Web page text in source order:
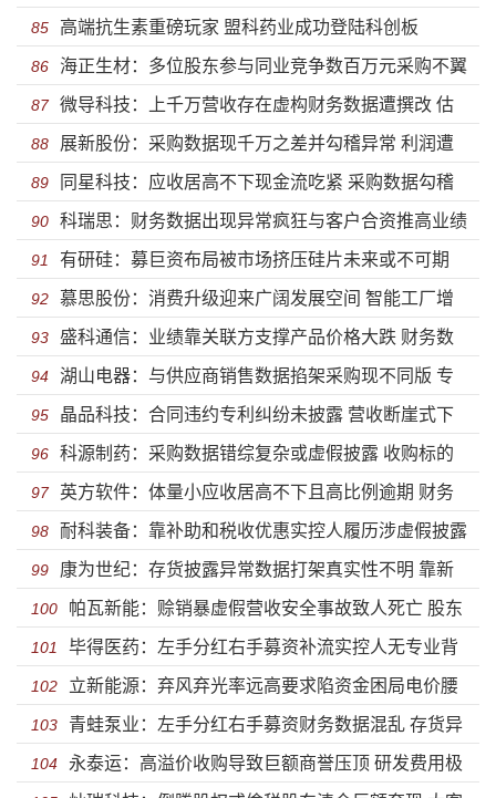
巨额含税营收拟虚增借巨款好友受让股份拟代持
85 高端抗生素重磅玩家 盟科药业成功登陆科创板
86 海正生材：多位股东参与同业竞争数百万元采购不翼
而飞 科创属性备受质疑盈利能力急速下滑
87 微导科技：上千万营收存在虚构财务数据遭撰改 估
值大幅缩水机构血亏竞争能力力下降
88 展新股份：采购数据现千万之差并勾稽异常 利润遭
多次调节未上市盈利能力遭滑铁卢信披滑稽
89 同星科技：应收居高不下现金流吃紧 采购数据勾稽
异常履历造假大量用工被外包存蹊跷
90 科瑞思：财务数据出现异常疯狂与客户合资推高业绩
实际控制人履历造假违法用工高新资质存疑
91 有研硅：募巨资布局被市场挤压硅片未来或不可期
政府补助攀升盈利能力出现大幅下滑
92 慕思股份：消费升级迎来广阔发展空间 智能工厂增
强竞争力满足客户多元化需求
93 盛科通信：业绩靠关联方支撑产品价格大跌 财务数
据双版本股权倒腾或存利益输送
94 湖山电器：与供应商销售数据掐架采购现不同版 专
利侵权造假被停标3年客户集体注销存蹊跷
95 晶品科技：合同违约专利纠纷未披露 营收断崖式下
滑财务数据遭调节采购被质疑虚构
96 科源制药：采购数据错综复杂或虚假披露 收购标的
巨额亏损实控制人疯狂套现股份被质押
97 英方软件：体量小应收居高不下且高比例逾期 财务
数据真假难辨
98 耐科装备：靠补助和税收优惠实控人履历涉虚假披露
赊销增肥业绩营收或虚构
99 康为世纪：存货披露异常数据打架真实性不明 靠新
冠发家警惕业绩变脸不差钱募巨资补流
100 帕瓦新能：赊销暴虚假营收安全事故致人死亡 股东
巨额套现信披不实产能利用不足却数倍扩产
101 毕得医药：左手分红右手募资补流实控人无专业背
景履历虚假披露 对赌失败机构获低价增资
102 立新能源：弃风弃光率远高要求陷资金困局电价腰
斩 国资背景屡次违法且涉虚假采购
103 青蛙泵业：左手分红右手募资财务数据混乱 存货异
常涉虚构巨额股份支付问题待解
104 永泰运：高溢价收购导致巨额商誉压顶 研发费用极